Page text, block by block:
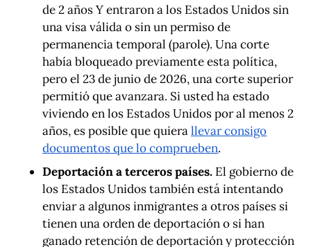
de 2 años Y entraron a los Estados Unidos sin
una visa válida o sin un permiso de
permanencia temporal (parole). Una corte
había bloqueado previamente esta política,
pero el 23 de junio de 2026, una corte superior
permitió que avanzara. Si usted ha estado
viviendo en los Estados Unidos por al menos 2
años, es posible que quierallevar consigo
documentos que lo comprueben.
Deportación a terceros países. El gobierno de
los Estados Unidos también está intentando
enviar a algunos inmigrantes a otros países si
tienen una orden de deportación o si han
ganado retención de deportación y protección